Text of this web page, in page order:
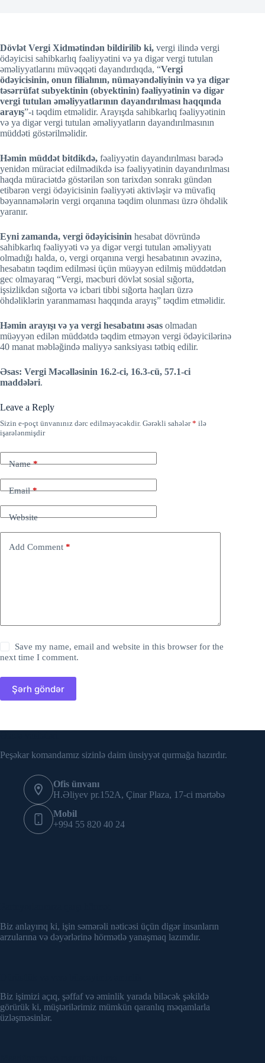
Dövlət Vergi Xidmətindən bildirilib ki, vergi ilində vergi
ödəyicisi sahibkarlıq fəaliyyətini və ya digər vergi tutulan
əməliyyatlarını müvəqqəti dayandırdıqda, “Vergi
ödəyicisinin, onun filialının, nümayəndəliyinin və ya digər
təsərrüfat subyektinin (obyektinin) fəaliyyətinin və digər
vergi tutulan əməliyyatlarının dayandırılması haqqında
arayış”-ı təqdim etməlidir. Arayışda sahibkarlıq fəaliyyətinin
və ya digər vergi tutulan əməliyyatların dayandırılmasının
müddəti göstərilməlidir.
Həmin müddət bitdikdə, fəaliyyətin dayandırılması barədə
yenidən müraciət edilmədikdə isə fəaliyyətinin dayandırılması
haqda müraciətdə göstərilən son tarixdən sonrakı gündən
etibarən vergi ödəyicisinin fəaliyyəti aktivləşir və müvafiq
bəyannamələrin vergi orqanına təqdim olunması üzrə öhdəlik
yaranır.
Eyni zamanda, vergi ödəyicisinin hesabat dövründə
sahibkarlıq fəaliyyəti və ya digər vergi tutulan əməliyyatı
olmadığı halda, o, vergi orqanına vergi hesabatının əvəzinə,
hesabatın təqdim edilməsi üçün müəyyən edilmiş müddətdən
gec olmayaraq “Vergi, məcburi dövlət sosial sığorta,
işsizlikdən sığorta və icbari tibbi sığorta haqları üzrə
öhdəliklərin yaranmaması haqqında arayış” təqdim etməlidir.
Həmin arayışı və ya vergi hesabatını əsas olmadan
müəyyən edilən müddətdə təqdim etməyən vergi ödəyicilərinə
40 manat məbləğində maliyyə sanksiyası tətbiq edilir.
Əsas: Vergi Məcəlləsinin 16.2-ci, 16.3-cü, 57.1-ci
maddələri.
Leave a Reply
Sizin e-poçt ünvanınız dərc edilməyəcəkdir. Gərəkli sahələr* ilə
işarələnmişdir
Name*
Email*
Website
Add Comment *
Save my name, email and website in this browser for the
next time I comment.
Şərh göndər
Peşəkar komandamız sizinlə daim ünsiyyət qurmağa hazırdır.
Ofis ünvanı
H.Əliyev pr.152A, Çinar Plaza, 17-ci mərtəbə
Mobil
+994 55 820 40 24
Biz anlayırıq ki, işin səmərəli nəticəsi üçün digər insanların
arzularına və dəyərlərinə hörmətlə yanaşmaq lazımdır.
Biz işimizi açıq, şəffaf və əminlik yarada biləcək şəkildə
görürük ki, müştərilərimiz mümkün qaranlıq məqamlarla
üzləşməsinlər.